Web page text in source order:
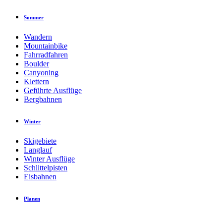
Sommer
Wandern
Mountainbike
Fahrradfahren
Boulder
Canyoning
Klettern
Geführte Ausflüge
Bergbahnen
Winter
Skigebiete
Langlauf
Winter Ausflüge
Schlittelpisten
Eisbahnen
Planen